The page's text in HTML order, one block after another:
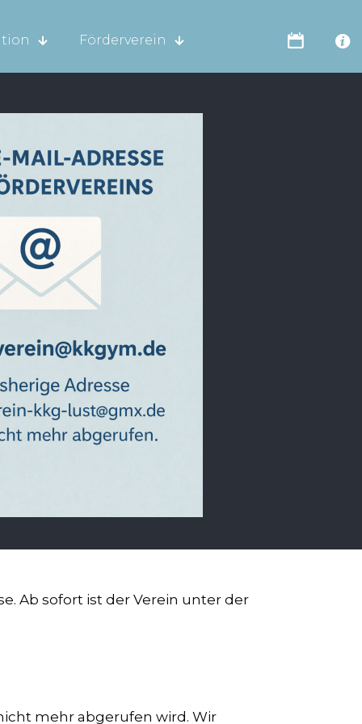
Förderverein
Ab sofort ist der Verein unter der
mehr abgerufen wird. Wir